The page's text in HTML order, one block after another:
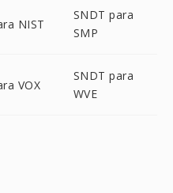
NIST
SNDT para
SMP
VOX
SNDT para
WVE